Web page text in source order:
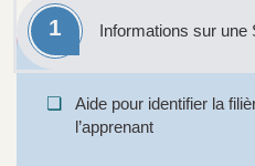
1 Informations sur une
❏
Aide pour identifier la
l’apprenant